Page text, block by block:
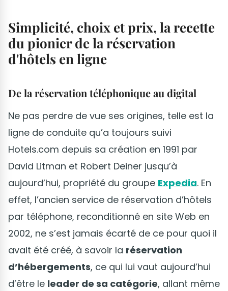
Simplicité, choix et prix, la recette
du pionier de la réservation
d'hôtels en ligne
De la réservation téléphonique au digital
Ne pas perdre de vue ses origines, telle est la
ligne de conduite qu’a toujours suivi
Hotels.com depuis sa création en 1991 par
David Litman et Robert Deiner jusqu’à
aujourd’hui, propriété du groupe Expedia. En
effet, l’ancien service de réservation d’hôtels
par téléphone, reconditionné en site Web en
2002, ne s’est jamais écarté de ce pour quoi il
avait été créé, à savoir la réservation
d’hébergements, ce qui lui vaut aujourd’hui
d’être le leader de sa catégorie, allant même